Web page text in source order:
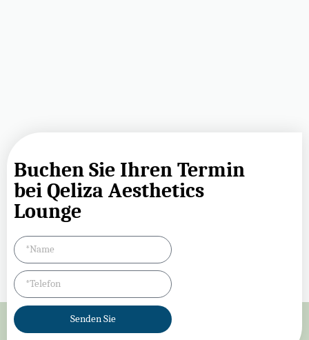
Buchen Sie Ihren Termin
bei Qeliza Aesthetics
Lounge
Senden Sie